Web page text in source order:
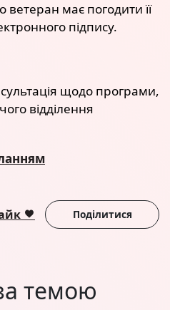
має погодити її
підпису.
щодо програми,
відділення
Поділитися
темою